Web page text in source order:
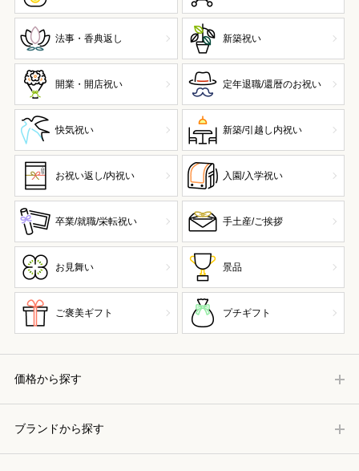
法事・香典返し 新築祝い
開業・開店祝い 定年退職/還暦のお祝い
快気祝い 新築/引越し内祝い
お祝い返し/内祝い 入園/入学祝い
卒業/就職/栄転祝い 手土産/ご挨拶
お見舞い 景品
ご褒美ギフト プチギフト
価格から探す
ブランドから探す